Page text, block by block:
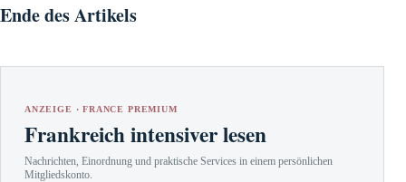
Ende des Artikels
ANZEIGE · FRANCE PREMIUM
Frankreich intensiver lesen
Nachrichten, Einordnung und praktische Services in einem persönlichen
Mitgliedskonto.